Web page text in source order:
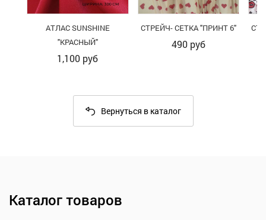
АТЛАС SUNSHINE
"КРАСНЫЙ"
1,100 руб
СТРЕЙЧ- СЕТКА "ПРИНТ 6"
490руб
Вернуться в каталог
Каталог товаров